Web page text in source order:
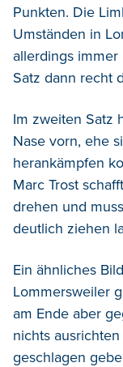
Punkten. Die
Umständen in
allerdings
Satz dann recht
Im zweiten Satz
Nase vorn, ehe
herankämpfen
Marc Trost
drehen und
deutlich ziehen
Ein ähnliches
Lommersweiler
am Ende aber
nichts
geschlagen